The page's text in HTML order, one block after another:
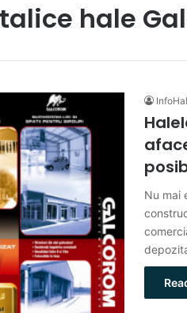
hale
Nu mai